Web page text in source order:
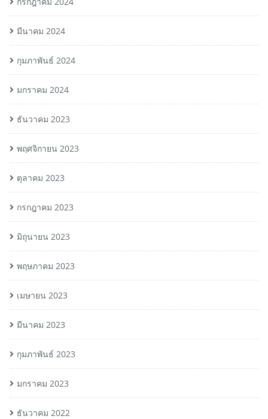
มีนาคม 2024
กุมภาพันธ์ 2024
มกราคม 2024
ธันวาคม 2023
พฤศจิกายน 2023
ตุลาคม 2023
กรกฎาคม 2023
มิถุนายน 2023
พฤษภาคม 2023
เมษายน 2023
มีนาคม 2023
กุมภาพันธ์ 2023
มกราคม 2023
ธันวาคม 2022